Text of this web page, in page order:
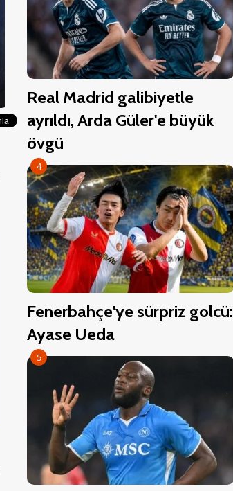
Real Madrid galibiyetle
ayrıldı, Arda Güler'e büyük
övgü
4
Fenerbahçe'ye sürpriz golcü:
Ayase Ueda
5